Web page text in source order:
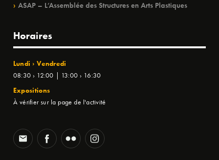
ASAP – L’Assemblée des Structures en Arts Plastiques
Horaires
Lundi › Vendredi
08:30 › 12:00 | 13:00 › 16:30
Expositions
À vérifier sur la page de l'activité